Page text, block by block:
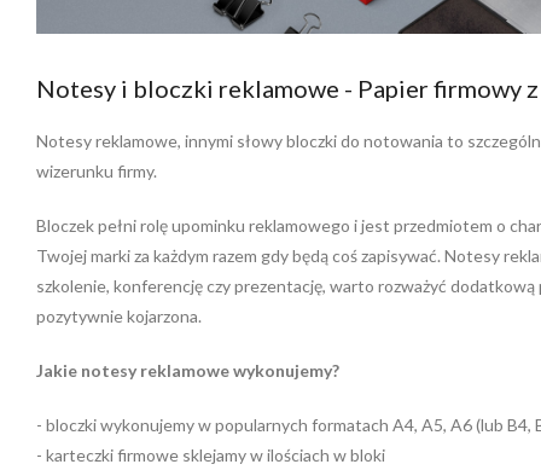
Notesy i bloczki reklamowe - Papier firmowy
Notesy reklamowe, innymi słowy bloczki do notowania to
wizerunku firmy.
Bloczek pełni rolę upominku reklamowego i jest przedmiotem o
Twojej marki za każdym razem gdy będą coś zapisywać. Notesy
szkolenie, konferencję czy prezentację, warto rozważyć
pozytywnie kojarzona.
Jakie notesy reklamowe wykonujemy?
- bloczki wykonujemy w popularnych formatach A4, A5, A6 (lub B4,
- karteczki firmowe sklejamy w ilościach w bloki